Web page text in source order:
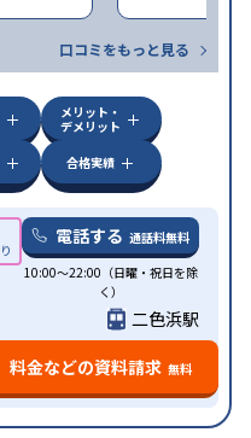
口コミをもっと見る
メリット・
デメリット
合格実績
電話する 通話料無料
10:00～22:00（日曜・祝日を除
く）
二色浜駅
料金などの資料請求 無料